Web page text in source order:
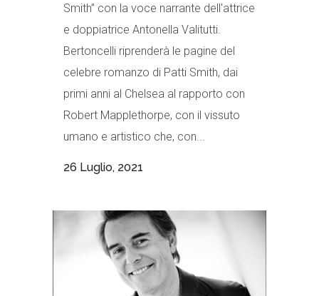
Smith” con la voce narrante dell'attrice
e doppiatrice Antonella Valitutti.
Bertoncelli riprenderà le pagine del
celebre romanzo di Patti Smith, dai
primi anni al Chelsea al rapporto con
Robert Mapplethorpe, con il vissuto
umano e artistico che, con...
26 Luglio, 2021